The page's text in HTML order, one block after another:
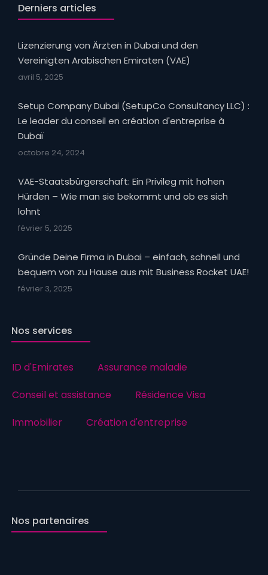
Derniers articles
Lizenzierung von Ärzten in Dubai und den
Vereinigten Arabischen Emiraten (VAE)
avril 5, 2025
Setup Company Dubai (SetupCo Consultancy LLC) :
Le leader du conseil en création d'entreprise à
Dubaï
octobre 24, 2024
VAE-Staatsbürgerschaft: Ein Privileg mit hohen
Hürden – Wie man sie bekommt und ob es sich
lohnt
février 5, 2025
Gründe Deine Firma in Dubai – einfach, schnell und
bequem von zu Hause aus mit Business Rocket UAE!
février 3, 2025
Nos services
ID d'Emirates
Assurance maladie
Conseil et assistance
Résidence Visa
Immobilier
Création d'entreprise
Nos partenaires